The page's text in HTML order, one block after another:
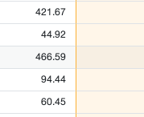
421.67
44.92
466.59
94.44
60.45